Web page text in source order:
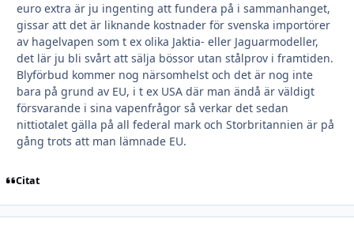
euro extra är ju ingenting att fundera på i sammanhanget,
gissar att det är liknande kostnader för svenska importörer
av hagelvapen som t ex olika Jaktia- eller Jaguarmodeller,
det lär ju bli svårt att sälja bössor utan stålprov i framtiden.
Blyförbud kommer nog närsomhelst och det är nog inte
bara på grund av EU, i t ex USA där man ändå är väldigt
försvarande i sina vapenfrågor så verkar det sedan
nittiotalet gälla på all federal mark och Storbritannien är på
gång trots att man lämnade EU.
Citat